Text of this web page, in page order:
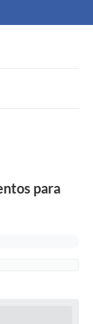
para